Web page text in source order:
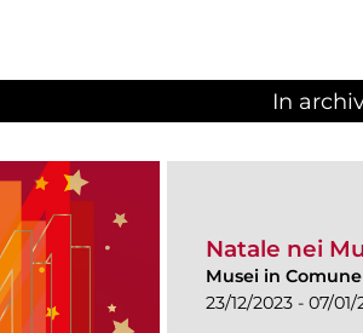
In
Natale nei
Musei in Comune
23/12/2023 - 07/01/